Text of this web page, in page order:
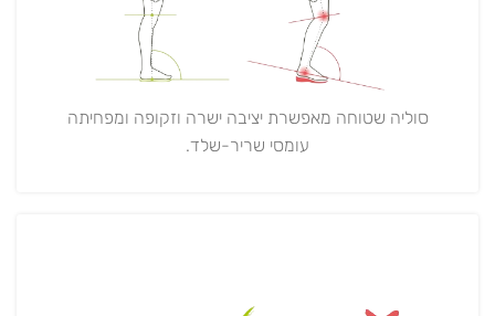
סוליה שטוחה מאפשרת יציבה ישרה וזקופה ומפחיתה
עומסי שריר-שלד.